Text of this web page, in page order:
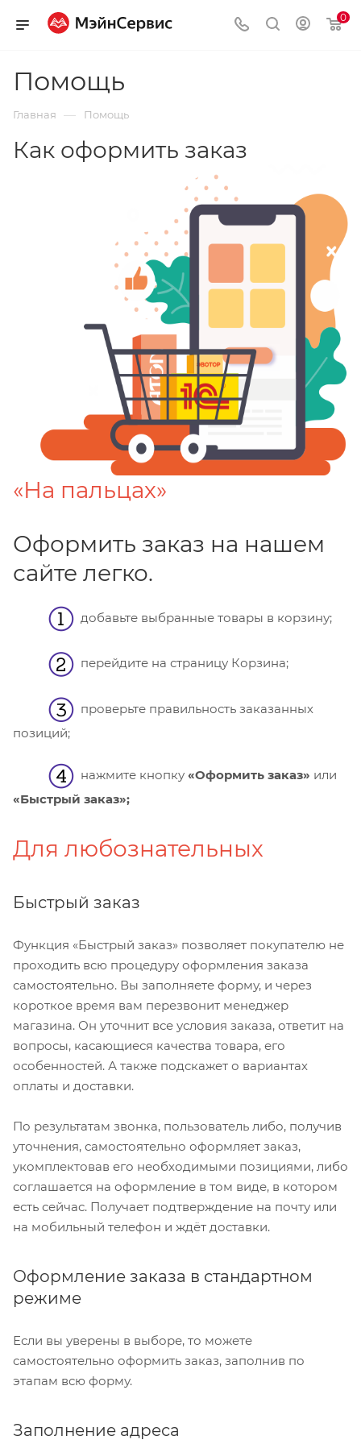
0
Помощь
Главная — Помощь
Как оформить заказ
«На пальцах»
Оформить заказ на нашем
сайте легко.
добавьте выбранные товары в корзину;
перейдите на страницу Корзина;
проверьте правильность заказанных
позиций;
нажмите кнопку «Оформить заказ» или
«Быстрый заказ»;
Для любознательных
Быстрый заказ
Функция «Быстрый заказ» позволяет покупателю не
проходить всю процедуру оформления заказа
самостоятельно. Вы заполняете форму, и через
короткое время вам перезвонит менеджер
магазина. Он уточнит все условия заказа, ответит на
вопросы, касающиеся качества товара, его
особенностей. А также подскажет о вариантах
оплаты и доставки.
По результатам звонка, пользователь либо, получив
уточнения, самостоятельно оформляет заказ,
укомплектовав его необходимыми позициями, либо
соглашается на оформление в том виде, в котором
есть сейчас. Получает подтверждение на почту или
на мобильный телефон и ждёт доставки.
Оформление заказа в стандартном
режиме
Если вы уверены в выборе, то можете
самостоятельно оформить заказ, заполнив по
этапам всю форму.
Заполнение адреса